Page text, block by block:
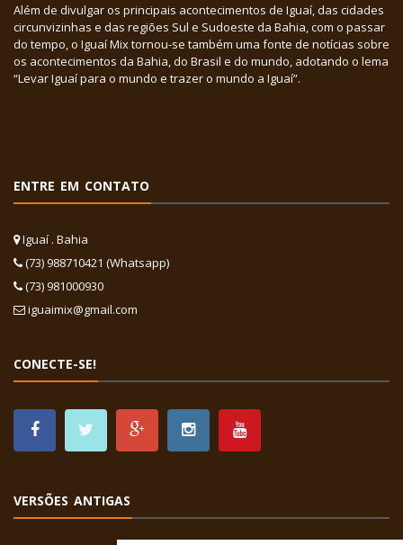
Além de divulgar os principais acontecimentos de Iguaí, das cidades
circunvizinhas e das regiões Sul e Sudoeste da Bahia, com o passar
do tempo, o Iguaí Mix tornou-se também uma fonte de notícias sobre
os acontecimentos da Bahia, do Brasil e do mundo, adotando o lema
“Levar Iguaí para o mundo e trazer o mundo a Iguaí”.
ENTRE EM CONTATO
Iguaí . Bahia
(73) 988710421 (Whatsapp)
(73) 981000930
iguaimix@gmail.com
CONECTE-SE!
VERSÕES ANTIGAS